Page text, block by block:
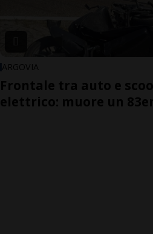
ARGOVIA
Frontale tra auto e
elettrico: muore un